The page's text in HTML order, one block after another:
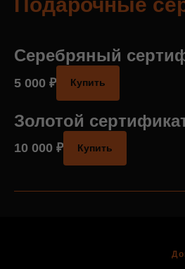
Подарочные
Серебряный
5 000 ₽ Купить
Золотой
10 000 ₽ Купить